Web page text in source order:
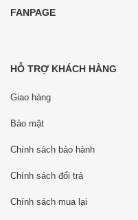
FANPAGE
HỖ TRỢ KHÁCH HÀNG
Giao hàng
Bảo mật
Chính sách bảo hành
Chính sách đổi trả
Chính sách mua lại